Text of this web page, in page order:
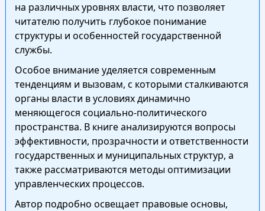
на различных уровнях власти, что позволяет
читателю получить глубокое понимание
структуры и особенностей государственной
службы.
Особое внимание уделяется современным
тенденциям и вызовам, с которыми сталкиваются
органы власти в условиях динамично
меняющегося социально-политического
пространства. В книге анализируются вопросы
эффективности, прозрачности и ответственности
государственных и муниципальных структур, а
также рассматриваются методы оптимизации
управленческих процессов.
Автор подробно освещает правовые основы,